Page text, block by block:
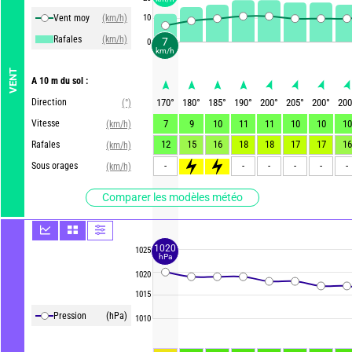
VENT
Vent moy
(km/h)
Rafales
(km/h)
A 10 m du sol :
Direction
(°)
Vitesse
(km/h)
Rafales
(km/h)
Sous orages
(km/h)
Comparer les modèles météo
Pression (hPa)
10
0
1025
1020
1015
1010
170° 180° 185° 190° 200° 205° 200°
200
7
9 10 11 11 10 10
10
12
15 16 18 18 17 17
16
-
>50 >55 - - - - -
7
km/h
1020
hPa